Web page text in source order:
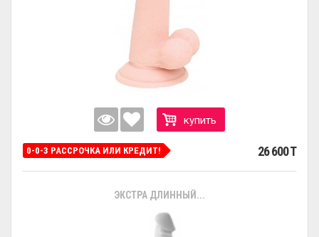
купить
0-0-3 РАССРОЧКА ИЛИ КРЕДИТ! 26 600 T
ЭКСТРА ДЛИННЫЙ...